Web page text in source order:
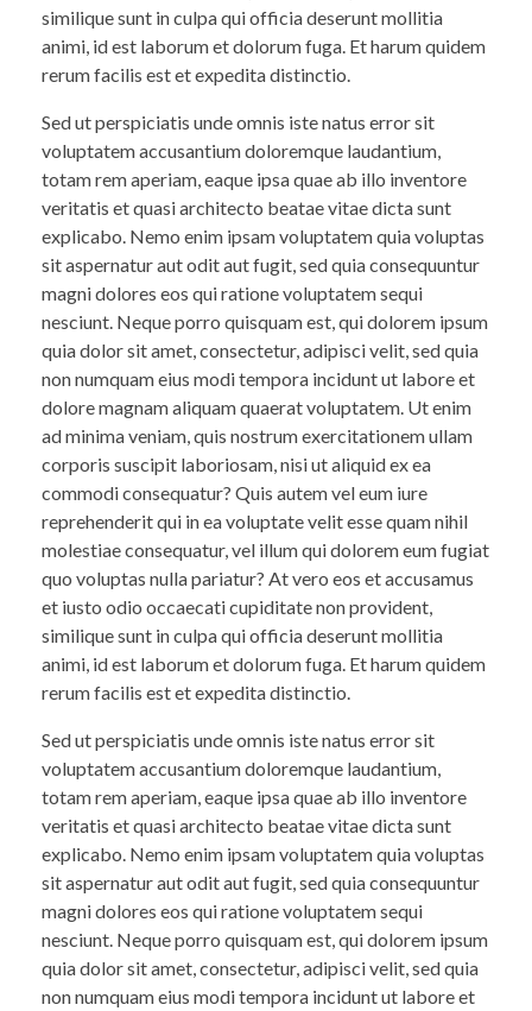
similique sunt in culpa qui officia deserunt mollitia
animi, id est laborum et dolorum fuga. Et harum quidem
rerum facilis est et expedita distinctio.
Sed ut perspiciatis unde omnis iste natus error sit
voluptatem accusantium doloremque laudantium,
totam rem aperiam, eaque ipsa quae ab illo inventore
veritatis et quasi architecto beatae vitae dicta sunt
explicabo. Nemo enim ipsam voluptatem quia voluptas
sit aspernatur aut odit aut fugit, sed quia consequuntur
magni dolores eos qui ratione voluptatem sequi
nesciunt. Neque porro quisquam est, qui dolorem ipsum
quia dolor sit amet, consectetur, adipisci velit, sed quia
non numquam eius modi tempora incidunt ut labore et
dolore magnam aliquam quaerat voluptatem. Ut enim
ad minima veniam, quis nostrum exercitationem ullam
corporis suscipit laboriosam, nisi ut aliquid ex ea
commodi consequatur? Quis autem vel eum iure
reprehenderit qui in ea voluptate velit esse quam nihil
molestiae consequatur, vel illum qui dolorem eum fugiat
quo voluptas nulla pariatur? At vero eos et accusamus
et iusto odio occaecati cupiditate non provident,
similique sunt in culpa qui officia deserunt mollitia
animi, id est laborum et dolorum fuga. Et harum quidem
rerum facilis est et expedita distinctio.
Sed ut perspiciatis unde omnis iste natus error sit
voluptatem accusantium doloremque laudantium,
totam rem aperiam, eaque ipsa quae ab illo inventore
veritatis et quasi architecto beatae vitae dicta sunt
explicabo. Nemo enim ipsam voluptatem quia voluptas
sit aspernatur aut odit aut fugit, sed quia consequuntur
magni dolores eos qui ratione voluptatem sequi
nesciunt. Neque porro quisquam est, qui dolorem ipsum
quia dolor sit amet, consectetur, adipisci velit, sed quia
non numquam eius modi tempora incidunt ut labore et